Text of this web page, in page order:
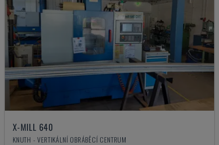
X-MILL 640
KNUTH - VERTIKÁLNÍ OBRÁBĚCÍ CENTRUM